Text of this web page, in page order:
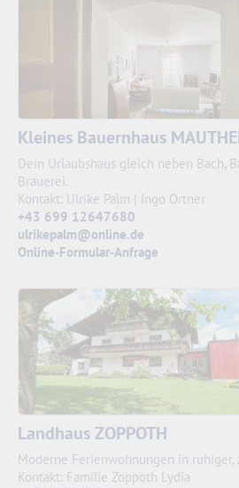
Kleines Bauernhaus
Dein Urlaubshaus gleich neben Bach,
Brauerei.
Kontakt: Ulrike Palm | Ingo Ortner
+43 699 12647680
ulrikepalm@online.de
Online-Formular-Anfrage
Landhaus ZOPPOTH
Moderne Ferienwohnungen in ruhiger,
Kontakt: Familie Zoppoth Lydia